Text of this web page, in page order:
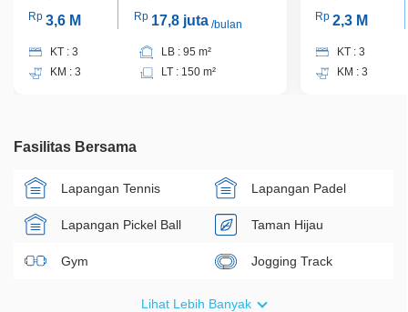
Rp 3,6 M
Rp 17,8 juta/bulan
KT : 3
KM : 3
LB : 95 m²
LT : 150 m²
Rp 2,3 M
KT : 3
KM : 3
Fasilitas Bersama
Lapangan Tennis Lapangan Padel
Lapangan Pickel Ball Taman Hijau
Gym Jogging Track
Lihat Lebih Banyak